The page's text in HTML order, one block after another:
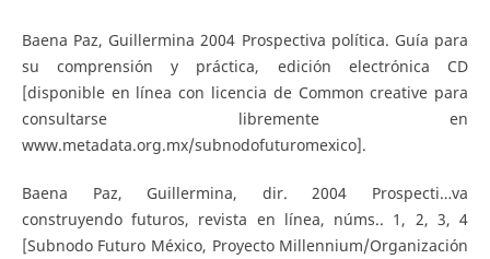
Baena Paz, Guillermina 2004 Prospectiva política. Guía para
su comprensión y práctica, edición electrónica CD
[disponible en línea con licencia de Common creative para
consultarse libremente en
www.metadata.org.mx/subnodofuturomexico].
Baena Paz, Guillermina, dir. 2004 Prospecti…va
construyendo futuros, revista en línea, núms.. 1, 2, 3, 4
[Subnodo Futuro México, Proyecto Millennium/Organización